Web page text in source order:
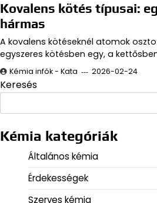
Kovalens kötés típusai:
hármas
A kovalens kötéseknél atomok
egyszeres kötésben egy, a
Kémia infók - Kata 2026-02-24
Keresés
Kémia kategóriák
Általános kémia
Érdekességek
Szerves kémia